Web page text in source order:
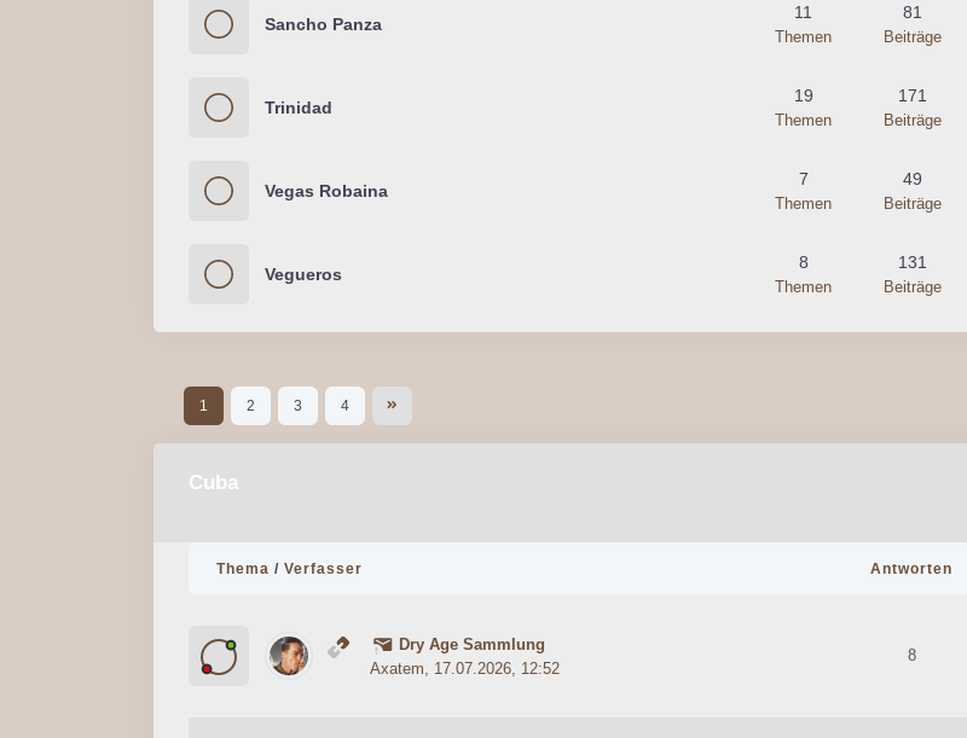
Sancho Panza
11
Themen
81
Beiträge
Trinidad
19
Themen
171
Beiträge
Vegas Robaina
7
Themen
49
Beiträge
Vegueros
8
Themen
131
Beiträge
1 2 3 4
Cuba
Thema / Verfasser Antworten
Dry Age Sammlung
Axatem , 17.07.2026, 12:52
8
0 Bewertung(en) - 0 von 5 durchschnittlich
12345